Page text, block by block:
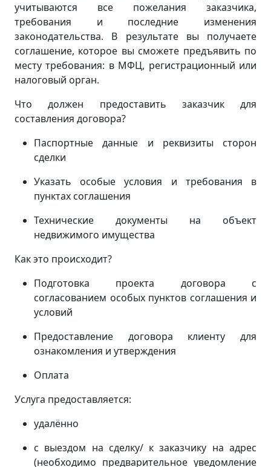
учитываются все пожелания заказчика,
требования и последние изменения
законодательства. В результате вы получаете
соглашение, которое вы сможете предъявить по
месту требования: в МФЦ, регистрационный или
налоговый орган.
Что должен предоставить заказчик для
составления договора?
Паспортные данные и реквизиты сторон
сделки
Указать особые условия и требования в
пунктах соглашения
Технические документы на объект
недвижимого имущества
Как это происходит?
Подготовка проекта договора с
согласованием особых пунктов соглашения и
условий
Предоставление договора клиенту для
ознакомления и утверждения
Оплата
Услуга предоставляется:
удалённо
с выездом на сделку/ к заказчику на адрес
(необходимо предварительное уведомление